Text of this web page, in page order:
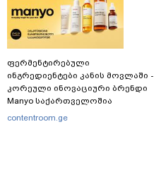
ფერმენტირებული
ინგრედიენტები კანის მოვლაში -
კორეული ინოვაციური ბრენდი
Manyo საქართველოშია
contentroom.ge